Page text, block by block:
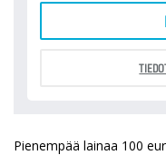
Pienempää lainaa 100